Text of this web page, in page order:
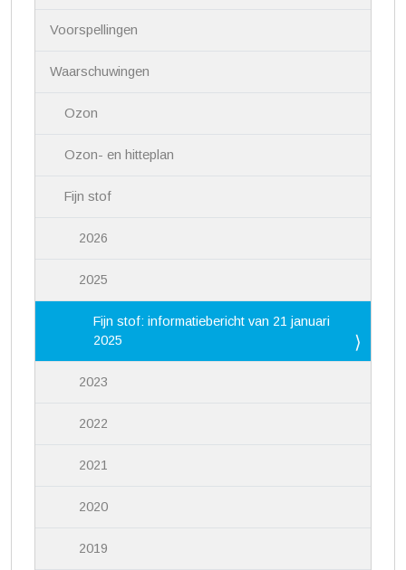
Voorspellingen
Waarschuwingen
Ozon
Ozon- en hitteplan
Fijn stof
2026
2025
Fijn stof: informatiebericht van 21 januari
2025
2023
2022
2021
2020
2019